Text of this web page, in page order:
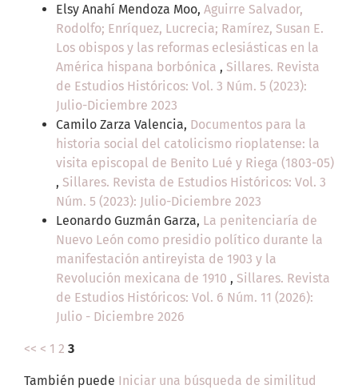
Elsy Anahí Mendoza Moo, Aguirre Salvador,
Rodolfo; Enríquez, Lucrecia; Ramírez, Susan E.
Los obispos y las reformas eclesiásticas en la
América hispana borbónica , Sillares. Revista
de Estudios Históricos: Vol. 3 Núm. 5 (2023):
Julio-Diciembre 2023
Camilo Zarza Valencia, Documentos para la
historia social del catolicismo rioplatense: la
visita episcopal de Benito Lué y Riega (1803-05)
, Sillares. Revista de Estudios Históricos: Vol. 3
Núm. 5 (2023): Julio-Diciembre 2023
Leonardo Guzmán Garza, La penitenciaría de
Nuevo León como presidio político durante la
manifestación antireyista de 1903 y la
Revolución mexicana de 1910 , Sillares. Revista
de Estudios Históricos: Vol. 6 Núm. 11 (2026):
Julio - Diciembre 2026
<< < 1 2 3
También puede Iniciar una búsqueda de similitud